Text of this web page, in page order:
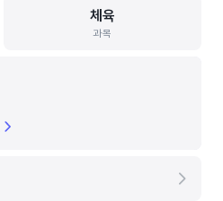
체육
과목